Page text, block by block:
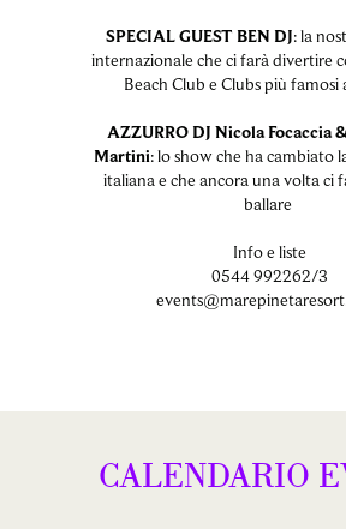
SPECIAL GUEST BEN DJ: la
internazionale che ci farà divertire
Beach Club e Clubs più
AZZURRO DJ Nicola Focaccia
Martini: lo show che ha cambiato
italiana e che ancora una volta ci
ballare
Info e liste
0544 992262/3
CALENDARIO